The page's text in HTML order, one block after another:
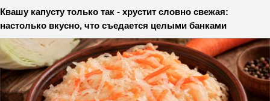
Квашу капусту только так - хрустит словно свежая:
настолько вкусно, что съедается целыми банками